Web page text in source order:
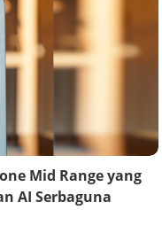
Mid Range yang
AI Serbaguna